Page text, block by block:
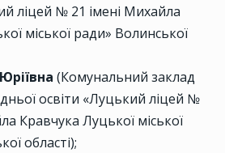
ліцей № 21 імені Михайла
міської ради» Волинської
(Комунальний заклад
освіти «Луцький ліцей №
Кравчука Луцької міської
області);